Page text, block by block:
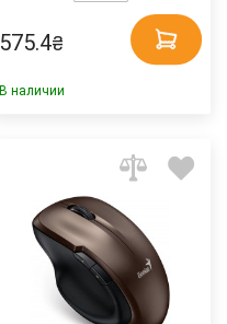
575.4₴
В наличии